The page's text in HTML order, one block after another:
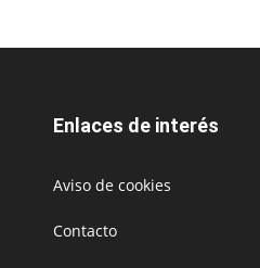
Enlaces de interés
Aviso de cookies
Contacto